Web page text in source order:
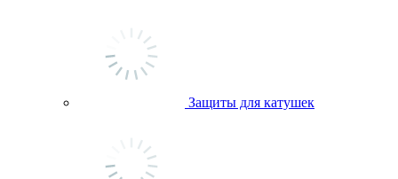
Защиты для катушек